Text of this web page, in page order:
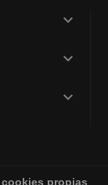



propias